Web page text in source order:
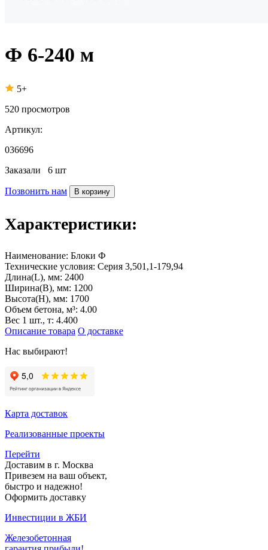
Ф 6-240 м
5+
520 просмотров
Артикул:
036696
Заказали 6 шт
Позвонить нам В корзину
Характеристики:
Наименование: Блоки Ф
Технические условия: Серия 3,501,1-179,94
Длина(L), мм: 2400
Ширина(B), мм: 1200
Высота(H), мм: 1700
Объем бетона, м³: 4.00
Вес 1 шт., т: 4.400
Описание товара О доставке
Нас выбирают!
Карта доставок
Реализованные проекты
Перейти
Доставим в г. Москва
Привезем на ваш объект,
быстро и надежно!
Оформить доставку
Инвестиции в ЖБИ
Железобетонная